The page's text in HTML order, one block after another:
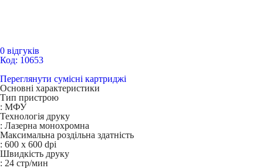
0 відгуків
Код: 10653
Переглянути сумісні картриджі
Основні характеристики
Тип пристрою
: МФУ
Технологія друку
: Лазерна монохромна
Максимальна роздільна здатність
: 600 x 600 dpi
Швидкість друку
: 24 стр/мин